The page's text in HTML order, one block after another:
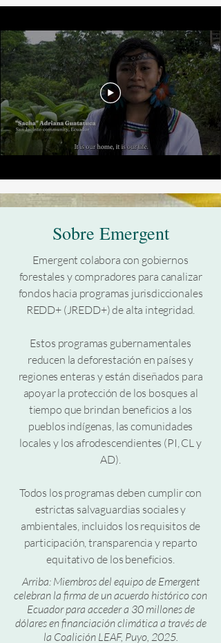
Sobre Emergent
Emergent colabora con gobiernos
forestales y compradores para canalizar
fondos hacia programas jurisdiccionales
REDD+ (JREDD+) de alta integridad.
Estos programas gubernamentales
reducen la deforestación en países y
regiones enteras y están diseñados para
apoyar la protección de los bosques al
tiempo que brindan beneficios a los
pueblos indígenas, las comunidades
locales y los afrodescendientes (PI, CL y
AD).
Todos los programas deben cumplir con
estrictas salvaguardias sociales y
ambientales, incluidos los requisitos de
participación, transparencia y reparto
equitativo de los beneficios.
Arriba: Miembros del equipo de Emergent
celebran la firma de un acuerdo histórico con
Ecuador para acceder a 30 millones de
dólares en financiación climática a través de
la Coalición LEAF, Puyo, 2025.